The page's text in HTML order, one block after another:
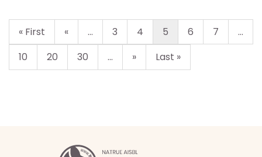
« First « ... 3 4 5 6 7
...
10
20 30 ... » Last »